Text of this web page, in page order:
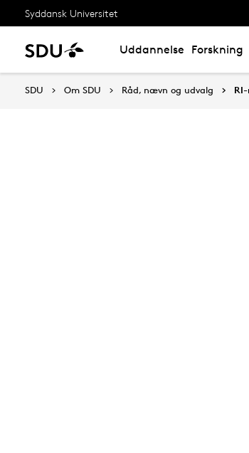
Syddansk Universitet
Uddannelse Forskning
SDU Om SDU Råd, nævn og udvalg